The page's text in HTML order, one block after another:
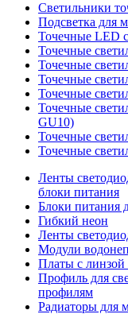
Светильники
Подсветка для
Точечные LED
Точечные
Точечные
Точечные
Точечные
Точечные
GU10)
Точечные
Точечные
Ленты
блоки питания
Блоки питания
Гибкий неон
Ленты
Модули
Платы с линзой
Профиль для
профилям
Радиаторы для